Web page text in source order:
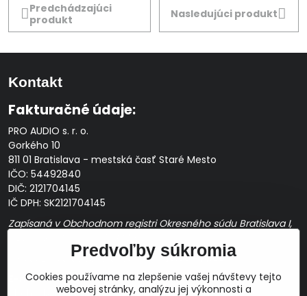
Predchádzajúci
produkt
Nasledujúci produkt
Kontakt
Fakturačné údaje:
PRO AUDIO s. r. o.
Gorkého 10
811 01 Bratislava - mestská časť Staré Mesto
IČO: 54492840
DIČ: 2121704145
IČ DPH: SK2121704145
Zapísaná v Obchodnom registri Okresného súdu Bratislava I,
Prevádzková doba: pracovné dni10:00 - 14:00
E-mail:
obchod@proaudio.sk
Predvoľby súkromia
Cookies používame na zlepšenie vašej návštevy tejto
webovej stránky, analýzu jej výkonnosti a